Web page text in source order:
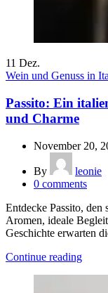
11 Dez.
Wein und Genuss in
Passito: Ein
und Charme
November 20,
By
leonie
0 comments
Entdecke Passito, den
Aromen, ideale
Geschichte erwarten
Continue reading